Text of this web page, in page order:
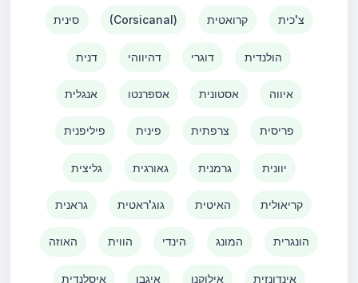
סינית (Corsicanal) קרואטית צ'כית
דנית דהיווהי דוגרי הולנדית
אנגלית אספרנטו אסטונית איווה
פיליפנית פינית צרפתית פריסית
גליצית גאורגית גרמנית יוונית
גראנית גוג'ראטית האיטית קריאולית
האוזה הווית הינדי המונג הונגרית
איסלנדית איגבו אילוקנו אינדונזית